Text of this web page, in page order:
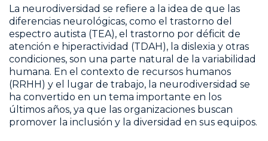
La neurodiversidad se refiere a la idea de que las
diferencias neurológicas, como el trastorno del
espectro autista (TEA), el trastorno por déficit de
atención e hiperactividad (TDAH), la dislexia y otras
condiciones, son una parte natural de la variabilidad
humana. En el contexto de recursos humanos
(RRHH) y el lugar de trabajo, la neurodiversidad se
ha convertido en un tema importante en los
últimos años, ya que las organizaciones buscan
promover la inclusión y la diversidad en sus equipos.